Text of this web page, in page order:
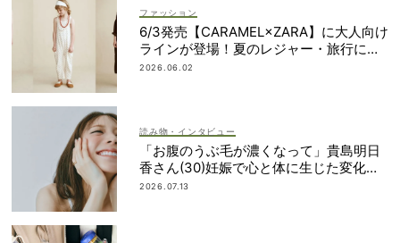
ファッション
6/3発売【CARAMEL×ZARA】に大人向け
ラインが登場！夏のレジャー・旅行にも
おすすめ
2026.06.02
読み物・インタビュー
「お腹のうぶ毛が濃くなって」貴島明日
香さん(30)妊娠で心と体に生じた変化も
「愛しいです」
2026.07.13